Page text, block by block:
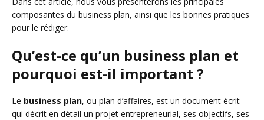
composantes du business plan, ainsi que les bonnes pratiques
pour le rédiger.
Qu’est-ce qu’un business plan et
pourquoi est-il important ?
Le business plan, ou plan d’affaires, est un document écrit
qui décrit en détail un projet entrepreneurial, ses objectifs, ses